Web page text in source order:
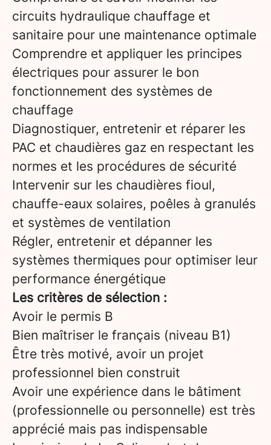
circuits hydraulique chauffage et
sanitaire pour une maintenance optimale
Comprendre et appliquer les principes
électriques pour assurer le bon
fonctionnement des systèmes de
chauffage
Diagnostiquer, entretenir et réparer les
PAC et chaudières gaz en respectant les
normes et les procédures de sécurité
Intervenir sur les chaudières fioul,
chauffe-eaux solaires, poêles à granulés
et systèmes de ventilation
Régler, entretenir et dépanner les
systèmes thermiques pour optimiser leur
performance énergétique
Les critères de sélection :
Avoir le permis B
Bien maîtriser le français (niveau B1)
Être très motivé, avoir un projet
professionnel bien construit
Avoir une expérience dans le bâtiment
(professionnelle ou personnelle) est très
apprécié mais pas indispensable